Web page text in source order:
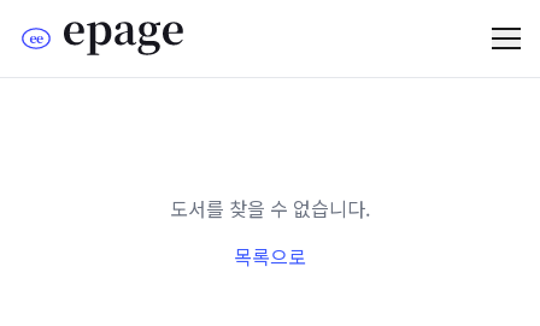
도서를 찾을 수 없습니다.
목록으로